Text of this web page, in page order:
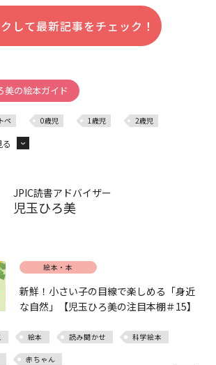
して最新記事をチェック！
美の絵本ガイド
ペ 0歳児 1歳児 2歳児
JPIC読書アドバイザー
児玉ひろ美
絵本・本
新鮮！小さい子の目線で楽しめる「身近
な自然」【児玉ひろ美の注目本棚＃15】
絵本 読み聞かせ 科学絵本
赤ちゃん